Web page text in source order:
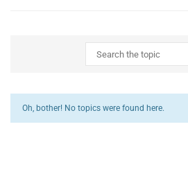
Oh, bother! No topics were found here.